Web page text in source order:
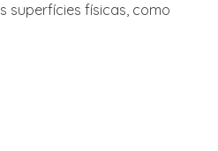
superfícies físicas, como